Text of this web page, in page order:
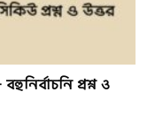
প্রশ্ন ও